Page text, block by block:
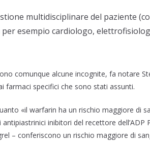
multidisciplinare del paziente
esempio cardiologo,
comunque alcune incognite, fa notare
farmaci specifici che sono stati assunti.
«il warfarin ha un rischio maggiore di
inibitori del recettore dell’ADP
– conferiscono un rischio maggiore di